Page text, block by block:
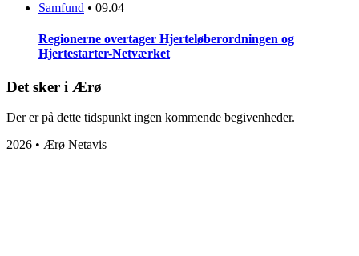
Samfund • 09.04
Regionerne overtager Hjerteløberordningen og
Hjertestarter-Netværket
Det sker i Ærø
Der er på dette tidspunkt ingen kommende begivenheder.
2026 • Ærø Netavis